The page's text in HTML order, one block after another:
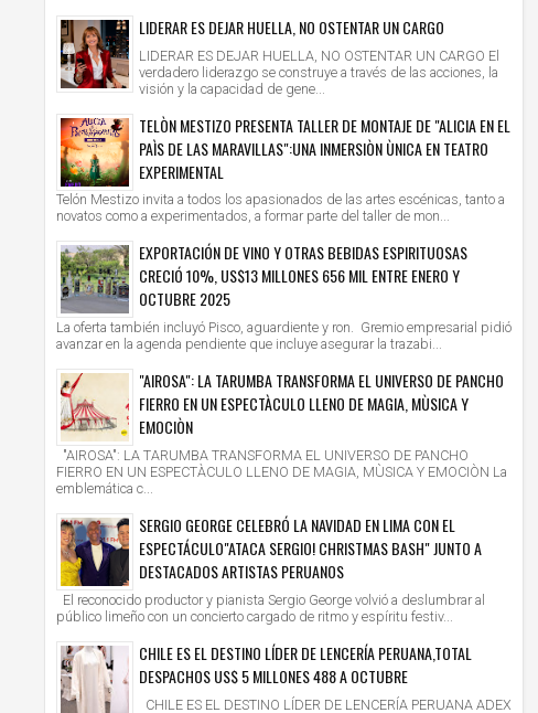
LIDERAR ES DEJAR HUELLA, NO OSTENTAR UN CARGO
LIDERAR ES DEJAR HUELLA, NO OSTENTAR UN CARGO El
verdadero liderazgo se construye a través de las acciones, la
visión y la capacidad de gene...
TELÒN MESTIZO PRESENTA TALLER DE MONTAJE DE "ALICIA EN EL
PAÌS DE LAS MARAVILLAS":UNA INMERSIÒN ÙNICA EN TEATRO
EXPERIMENTAL
Telón Mestizo invita a todos los apasionados de las artes escénicas, tanto a
novatos como a experimentados, a formar parte del taller de mon...
EXPORTACIÓN DE VINO Y OTRAS BEBIDAS ESPIRITUOSAS
CRECIÓ 10%, US$13 MILLONES 656 MIL ENTRE ENERO Y
OCTUBRE 2025
La oferta también incluyó Pisco, aguardiente y ron. Gremio empresarial pidió
avanzar en la agenda pendiente que incluye asegurar la trazabi...
"AIROSA": LA TARUMBA TRANSFORMA EL UNIVERSO DE PANCHO
FIERRO EN UN ESPECTÀCULO LLENO DE MAGIA, MÙSICA Y
EMOCIÒN
"AIROSA": LA TARUMBA TRANSFORMA EL UNIVERSO DE PANCHO
FIERRO EN UN ESPECTÀCULO LLENO DE MAGIA, MÙSICA Y EMOCIÒN La
emblemática c...
SERGIO GEORGE CELEBRÓ LA NAVIDAD EN LIMA CON EL
ESPECTÁCULO"ATACA SERGIO! CHRISTMAS BASH" JUNTO A
DESTACADOS ARTISTAS PERUANOS
El reconocido productor y pianista Sergio George volvió a deslumbrar al
público limeño con un concierto cargado de ritmo y espíritu festiv...
CHILE ES EL DESTINO LÍDER DE LENCERÍA PERUANA,TOTAL
DESPACHOS US$ 5 MILLONES 488 A OCTUBRE
CHILE ES EL DESTINO LÍDER DE LENCERÍA PERUANA ADEX